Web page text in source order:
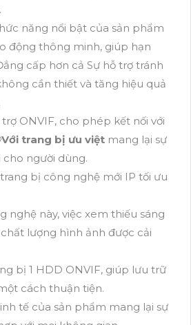
năng nổi bật của sản phẩm
động thông minh, giúp hạn
cấp hơn cả Sự hỗ trợ tránh
cần thiết và tăng hiệu quả
ONVIF, cho phép kết nối với
Với trang bị ưu việt mang lại sự
cho người dùng.
bị công nghệ mới IP tối ưu
nghệ này, việc xem thiếu sáng
lượng hình ảnh được cải
bị 1 HDD ONVIF, giúp lưu trữ
cách thuận tiện.
tế của sản phẩm mang lại sự